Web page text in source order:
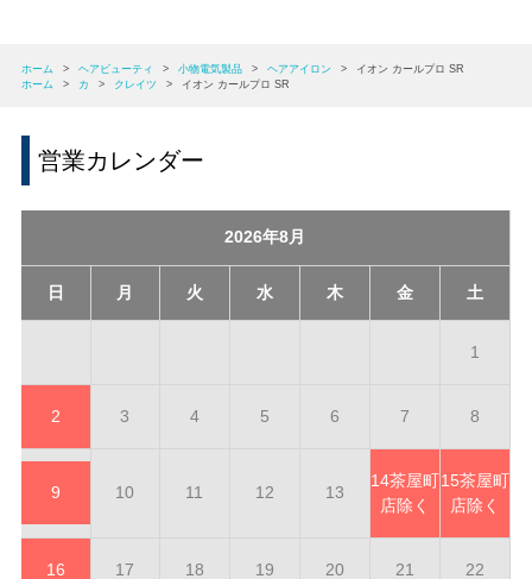
ホーム > ヘアビューティ > 小物電気製品 > ヘアアイロン >
イオン カールプロ SR
ホーム
> カ > クレイツ > イオン カールプロ SR
営業カレンダー
2026年8月
日 月 火 水 木 金 土
1
2 3 4 5 6 7 8
9 10 11 12 13
14茶屋町
店除く
15茶屋町
店除く
16 17 18 19 20 21 22